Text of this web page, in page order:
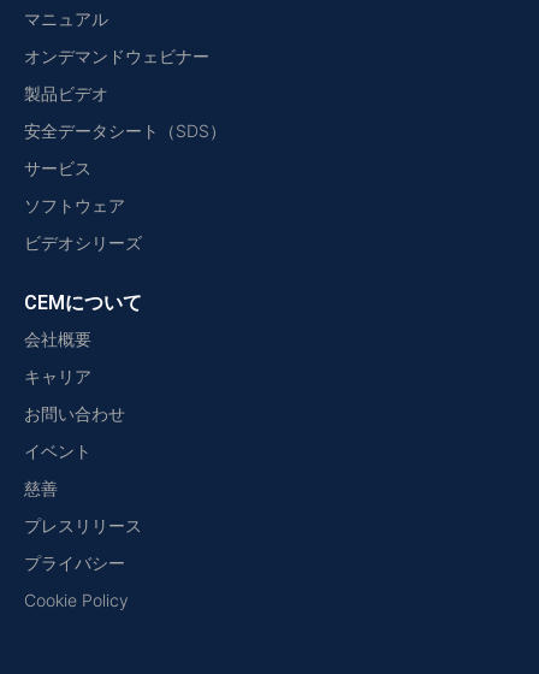
マニュアル
オンデマンドウェビナー
製品ビデオ
安全データシート（SDS）
サービス
ソフトウェア
ビデオシリーズ
CEMについて
会社概要
キャリア
お問い合わせ
イベント
慈善
プレスリリース
プライバシー
Cookie Policy